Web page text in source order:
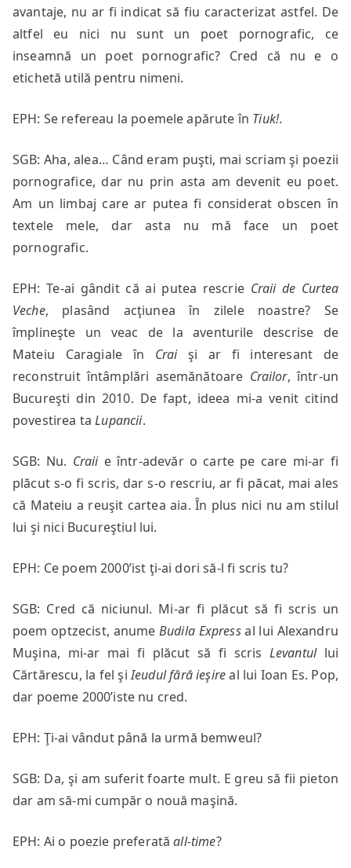
avantaje, nu ar fi indicat să fiu caracterizat astfel. De
altfel eu nici nu sunt un poet pornografic, ce
inseamnă un poet pornografic? Cred că nu e o
etichetă utilă pentru nimeni.
EPH: Se refereau la poemele apărute în Tiuk!.
SGB: Aha, alea… Când eram puşti, mai scriam şi poezii
pornografice, dar nu prin asta am devenit eu poet.
Am un limbaj care ar putea fi considerat obscen în
textele mele, dar asta nu mă face un poet
pornografic.
EPH: Te-ai gândit că ai putea rescrie Craii de Curtea
Veche, plasând acţiunea în zilele noastre? Se
împlineşte un veac de la aventurile descrise de
Mateiu Caragiale în Craişi ar fi interesant de
reconstruit întâmplări asemănătoare Crailor, într-un
Bucureşti din 2010. De fapt, ideea mi-a venit citind
povestirea taLupancii.
SGB: Nu. Craiie într-adevăr o carte pe care mi-ar fi
plăcut s-o fi scris, dar s-o rescriu, ar fi păcat, mai ales
că Mateiu a reuşit cartea aia. În plus nici nu am stilul
lui şi nici Bucureştiul lui.
EPH: Ce poem 2000’ist ţi-ai dori să-l fi scris tu?
SGB: Cred că niciunul. Mi-ar fi plăcut să fi scris un
poem optzecist, anumeBudila Expressal lui Alexandru
Muşina, mi-ar mai fi plăcut să fi scris Levantullui
Cărtărescu, la fel şiIeudulfără ieşireal lui Ioan Es. Pop,
dar poeme 2000’iste nu cred.
EPH: Ţi-ai vândut până la urmă bemweul?
SGB: Da, şi am suferit foarte mult. E greu să fii pieton
dar am să-mi cumpăr o nouă maşină.
EPH: Ai o poezie preferatăall-time?